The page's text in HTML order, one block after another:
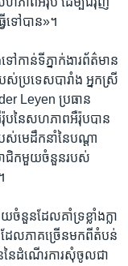
ទៅ​បាន»។
ទៅកាន់​ទីភ្នាក់ងារ​ព័ត៌មាន
ស់​ប្រទេស​បារាំង អ្នកស្រី
Leyen ប្រធាន​
រ៉ុប​នៃ​សហភាព​អឺរ៉ុប​បាន​
ស់​មេដឹកនាំ​នៃ​បណ្ដា​
ជិក​មួយ​ចំនួន​របស់​
ចំនួន​ដែល​គាំទ្រ​ខ្លាំងក្លា​
ែល​ភាគច្រើន​មកពី​តំបន់​
នៃ​ដំណើរការ​សុំ​ចូល​ជា​